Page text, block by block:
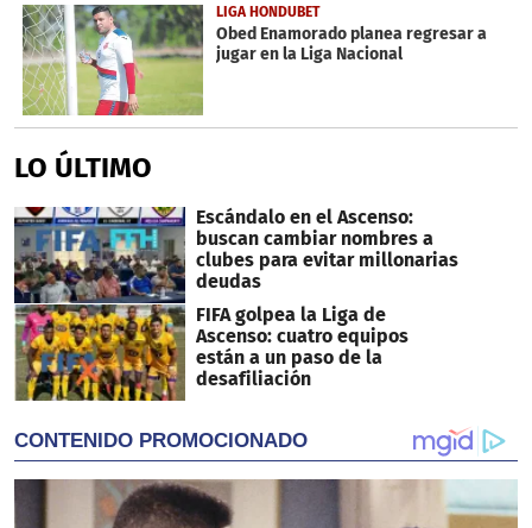
LIGA HONDUBET
Obed Enamorado planea regresar a
jugar en la Liga Nacional
LO ÚLTIMO
Escándalo en el Ascenso:
buscan cambiar nombres a
clubes para evitar millonarias
deudas
FIFA golpea la Liga de
Ascenso: cuatro equipos
están a un paso de la
desafiliación